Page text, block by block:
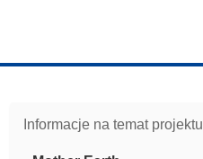
Informacje na temat projektu